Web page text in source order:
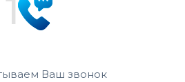
Ваш звонок